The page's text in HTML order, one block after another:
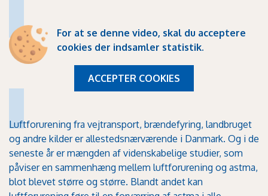
For at se denne video, skal du acceptere
cookies der indsamler statistik.
ACCEPTER COOKIES
Luftforurening fra vejtransport, brændefyring, landbruget
og andre kilder er allestedsnærværende i Danmark. Og i de
seneste år er mængden af videnskabelige studier, som
påviser en sammenhæng mellem luftforurening og astma,
blot blevet større og større. Blandt andet kan